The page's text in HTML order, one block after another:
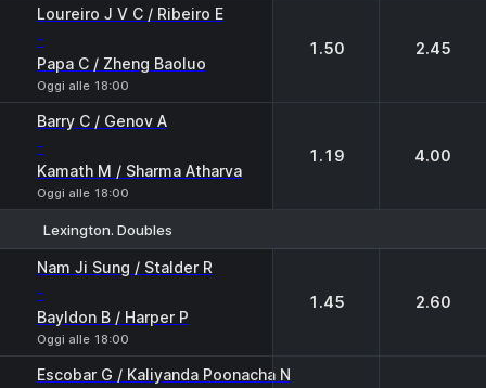
Loureiro J V C / Ribeiro E
-
Papa C / Zheng Baoluo
Oggi alle 18:00
1.50 2.45
Barry C / Genov A
-
Kamath M / Sharma Atharva
Oggi alle 18:00
1.19 4.00
Lexington. Doubles
Nam Ji Sung / Stalder R
-
Bayldon B / Harper P
Oggi alle 18:00
1.45 2.60
Escobar G / Kaliyanda Poonacha N